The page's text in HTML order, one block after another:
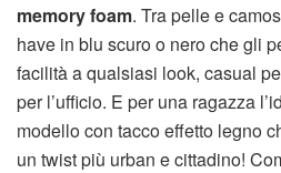
memory foam. Tra pelle e
have in blu scuro o nero che gli
facilità a qualsiasi look, casual
per l’ufficio. E per una ragazza
modello con tacco effetto legno
un twist più urban e cittadino!